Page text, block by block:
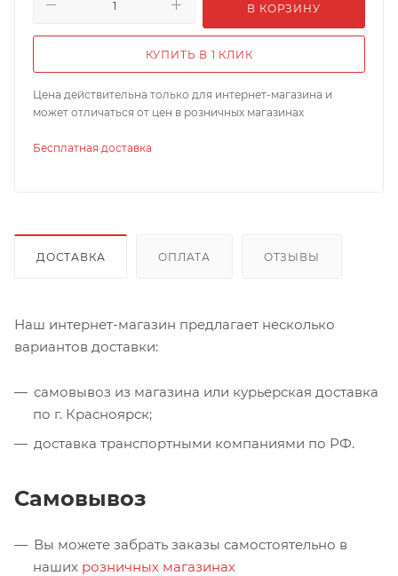
В КОРЗИНУ
КУПИТЬ В 1 КЛИК
Цена действительна только для интернет-магазина и
может отличаться от цен в розничных магазинах
Бесплатная доставка
ДОСТАВКА ОПЛАТА ОТЗЫВЫ
Наш интернет-магазин предлагает несколько
вариантов доставки:
самовывоз из магазина или курьерская доставка
по г. Красноярск;
доставка транспортными компаниями по РФ.
Самовывоз
Вы можете забрать заказы самостоятельно в
наших розничных магазинах